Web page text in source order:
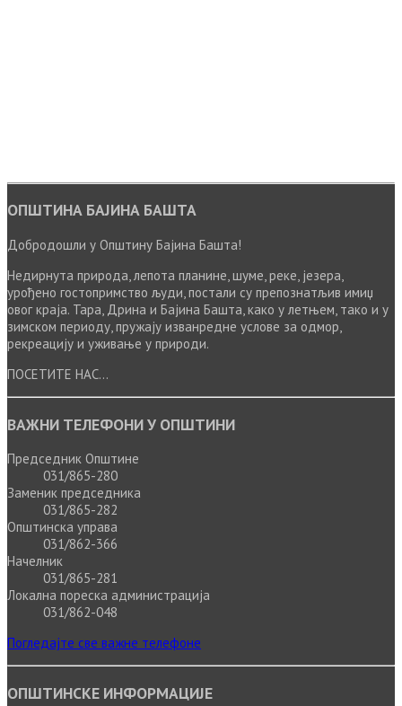
ОПШТИНА БАЈИНА БАШТА
Добродошли у Општину Бајина Башта!
Недирнута природа, лепота планине, шуме, реке, језера,
урођено гостопримство људи, постали су препознатљив имиџ
овог краја. Тара, Дрина и Бајина Башта, како у летњем, тако и у
зимском периоду, пружају изванредне услове за одмор,
рекреацију и уживање у природи.
ПОСЕТИТЕ НАС...
ВАЖНИ ТЕЛЕФОНИ У ОПШТИНИ
Председник Општине
031/865-280
Заменик председника
031/865-282
Општинска управа
031/862-366
Начелник
031/865-281
Локална пореска администрација
031/862-048
Погледајте све важне телефоне
ОПШТИНСКЕ ИНФОРМАЦИЈЕ